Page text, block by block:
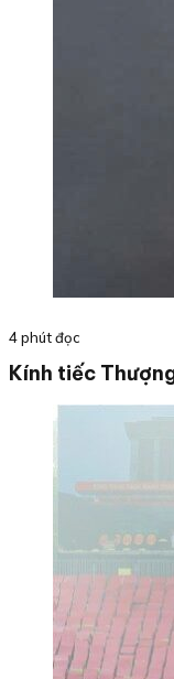
4 phút đọc
Kính tiếc